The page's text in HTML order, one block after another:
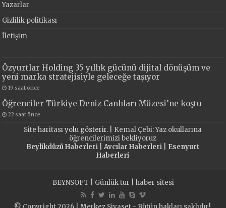
Yazarlar
Gizlilik politikası
İletişim
Özyurtlar Holding 35 yıllık gücünü dijital dönüşüm ve
yeni marka stratejisiyle geleceğe taşıyor
19 saat önce
Öğrenciler Türkiye Deniz Canlıları Müzesi’ne koştu
22 saat önce
Site haritasıyolu gösterir. | Kemal Çebi: Yaz okullarına
öğrencilerimizi bekliyoruz
Beylikdüzü Haberleri| Avcılar Haberleri| Esenyurt
Haberleri
BEYNSOFT Günlük tur haber sitesi